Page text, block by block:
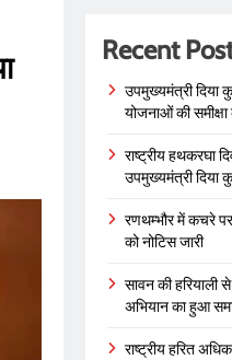
Recent
उपमुख्यमंत्री दिया
योजनाओं की समीक्षा
राष्ट्रीय हथकरघा
उपमुख्यमंत्री दिया
रणथम्भौर में कचरे
को नोटिस जारी
सावन की हरियाली
अभियान का हुआ
राष्ट्रीय हरित